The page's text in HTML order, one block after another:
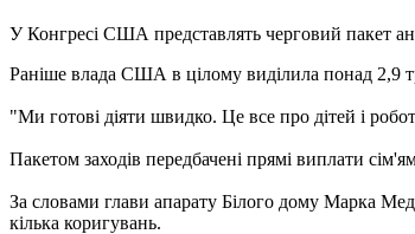
У Конгресі США представлять черговий пакет
Раніше влада США в цілому виділила понад 2,9
"Ми готові діяти швидко. Це все про дітей і
Пакетом заходів передбачені прямі виплати
За словами глави апарату Білого дому Марка
кілька коригувань.